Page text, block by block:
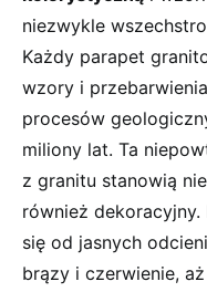
niezwykle
Każdy parapet
wzory i
procesów
miliony lat. Ta
z granitu stanowią
również
się od jasnych
brązy i czerwienie,